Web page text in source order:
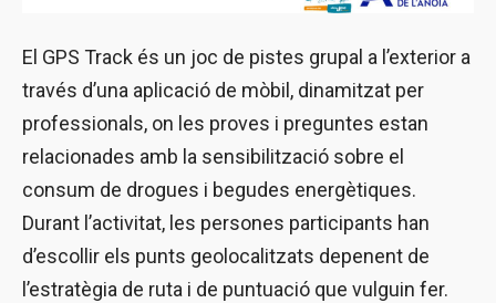
El GPS Track és un joc de pistes grupal a l’exterior a
través d’una aplicació de mòbil, dinamitzat per
professionals, on les proves i preguntes estan
relacionades amb la sensibilització sobre el
consum de drogues i begudes energètiques.
Durant l’activitat, les persones participants han
d’escollir els punts geolocalitzats depenent de
l’estratègia de ruta i de puntuació que vulguin fer.